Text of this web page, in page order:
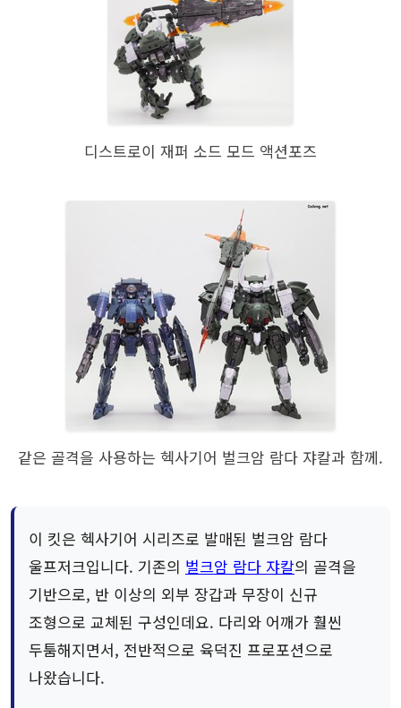
디스트로이 재퍼 소드 모드 액션포즈
같은 골격을 사용하는 헥사기어 벌크암 람다 쟈칼과 함께.
이 킷은 헥사기어 시리즈로 발매된 벌크암 람다
울프저크입니다. 기존의 벌크암 람다 쟈칼의 골격을
기반으로, 반 이상의 외부 장갑과 무장이 신규
조형으로 교체된 구성인데요. 다리와 어깨가 훨씬
두툼해지면서, 전반적으로 육덕진 프로포션으로
나왔습니다.